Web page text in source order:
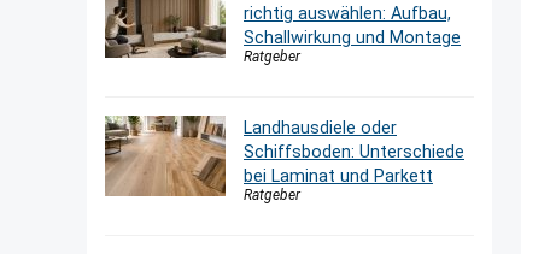
richtig auswählen: Aufbau,
Schallwirkung und Montage
Ratgeber
Landhausdiele oder
Schiffsboden: Unterschiede
bei Laminat und Parkett
Ratgeber